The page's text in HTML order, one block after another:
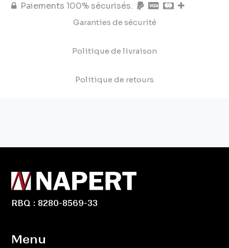
Paiements 100% sécurisés.
Garanties de sécurité
Politique de livraison
Politique de retours
RBQ : 8280-8569-33
Menu